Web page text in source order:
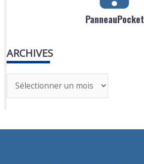
PanneauPocket
ARCHIVES
r
h